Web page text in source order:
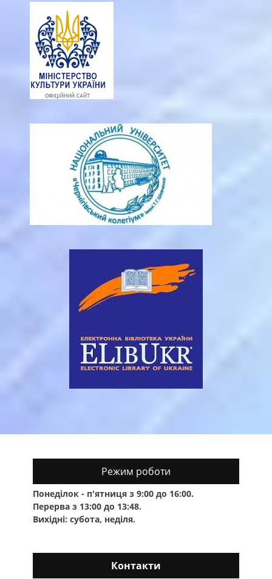
Режим роботи
Понеділок - п'ятниця з 9:00 до 16:00.
Перерва з 13:00 до 13:48.
Вихідні: субота, неділя.
Контакти